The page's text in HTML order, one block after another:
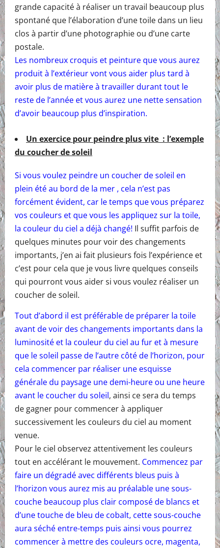
grande capacité à réaliser un travail beaucoup plus
spontané que l’élaboration d’une toile dans un lieu
clos à partir d’une photographie ou d’une carte
postale.
Les nombreux croquis et peinture que vous aurez
produit à l’extérieur vont vous aider plus tard à
avoir plus de matière à travailler durant tout le
reste de l’année et vous aurez une nette sensation
d’avoir beaucoup plus d’inspiration.
Un exercice pour peindre plus vite : l’exemple
du coucher de soleil
Si vous voulez peindre un coucher de soleil en
plein été au bord de la mer , cela n’est pas
forcément évident, car le temps que vous préparez
vos couleurs et que vous les appliquez sur la toile,
la couleur du ciel a déjà changé! Il suffit parfois de
quelques minutes pour voir des changements
importants, j’en ai fait plusieurs fois l’expérience et
c’est pour cela que je vous livre quelques conseils
qui pourront vous aider si vous voulez réaliser un
coucher de soleil.
Tout d’abord il est préférable de préparer la toile
avant de voir des changements importants dans la
luminosité et la couleur du ciel au fur et à mesure
que le soleil passe de l’autre côté de l’horizon, pour
cela commencer par réaliser une esquisse
générale du paysage une demi-heure ou une heure
avant le coucher du soleil, ainsi ce sera du temps
de gagner pour commencer à appliquer
successivement les couleurs du ciel au moment
venue.
Pour le ciel observez attentivement les couleurs
tout en accélérant le mouvement. Commencez par
faire un dégradé avec différents bleus puis à
l’horizon vous aurez mis au préalable une sous-
couche beaucoup plus clair composé de blancs et
d’une touche de bleu de cobalt, cette sous-couche
aura séché entre-temps puis ainsi vous pourrez
commencer à mettre des couleurs ocre, magenta,